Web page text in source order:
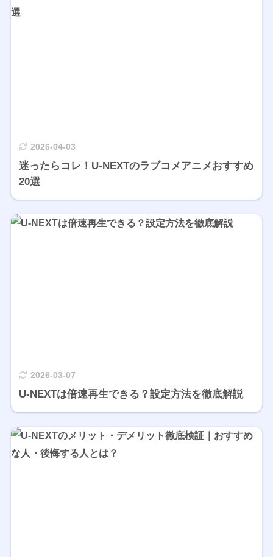
2026-04-03
迷ったらコレ！U-NEXTのラブコメアニメおすすめ
20選
2026-03-07
U-NEXTは倍速再生できる？設定方法を徹底解説